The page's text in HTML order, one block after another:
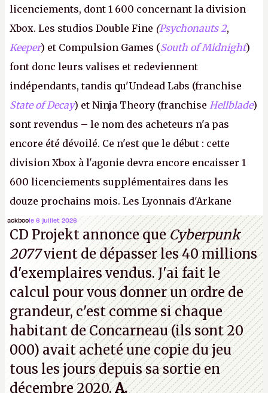
licenciements, dont 1 600 concernant la division
Xbox. Les studios Double Fine (Psychonauts 2,
Keeper) et Compulsion Games (South of Midnight)
font donc leurs valises et redeviennent
indépendants, tandis qu'Undead Labs (franchise
State of Decay) et Ninja Theory (franchise Hellblade)
sont revendus – le nom des acheteurs n'a pas
encore été dévoilé. Ce n'est que le début : cette
division Xbox à l'agonie devra encore encaisser 1
600 licenciements supplémentaires dans les
douze prochains mois. Les Lyonnais d'Arkane
(Dishonored, Deathloop) pourraient faire partie des
prochaines victimes, puisque Microsoft a confirmé
vouloir se séparer du studio.A.
ackboole 6 juillet 2026
CD Projekt annonce queCyberpunk
2077vient de dépasser les 40 millions
d'exemplaires vendus. J'ai fait le
calcul pour vous donner un ordre de
grandeur, c'est comme si chaque
habitant de Concarneau (ils sont 20
000) avait acheté une copie du jeu
tous les jours depuis sa sortie en
décembre 2020.A.